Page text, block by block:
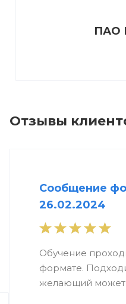
ПАО
Отзывы
Сообщение
26.02.2024
Обучение
формате.
желающий может